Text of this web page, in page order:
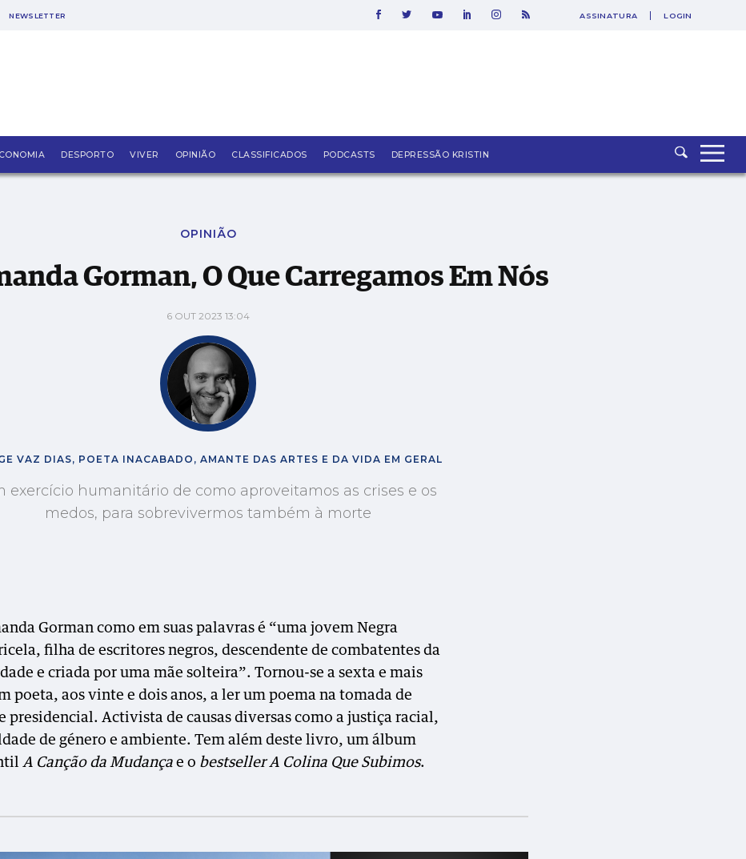
SAIR
NEWSLETTER ASSINATURA LOGIN
DESPORTO VIVER OPINIÃO CLASSIFICADOS PODCASTS DEPRESSÃO KRISTIN
Em Nós
OPINIÃO
Gorman, O Que Carregamos Em Nós
6 OUT 2023 13:04
VAZ DIAS, POETA INACABADO, AMANTE DAS ARTES E DA VIDA EM GERAL
exercício humanitário de como aproveitamos as crises e os
medos, para sobrevivermos também à morte
Gorman como em suas palavras é “uma jovem Negra
filha de escritores negros, descendente de combatentes da
e criada por uma mãe solteira”. Tornou-se a sexta e mais
poeta, aos vinte e dois anos, a ler um poema na tomada de
presidencial. Activista de causas diversas como a justiça racial,
de género e ambiente. Tem além deste livro, um álbum
A Canção da Mudança e o bestseller A Colina Que Subimos.